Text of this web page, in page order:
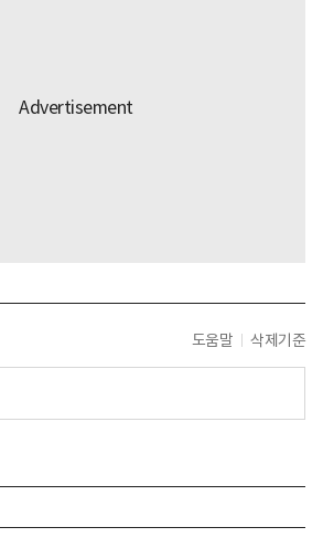
도움말 삭제기준